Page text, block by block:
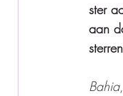
ster
aan
Bahia